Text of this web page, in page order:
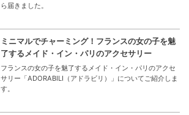
ら届きました。
ミニマルでチャーミング！フランスの女の子を魅
了するメイド・イン・パリのアクセサリー
フランスの女の子を魅了するメイド・イン・パリのアクセ
サリー「ADORABILI（アドラビリ）」についてご紹介しま
す。